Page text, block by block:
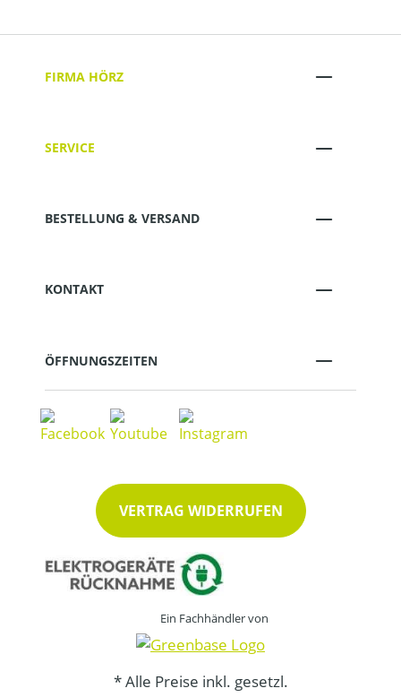
FIRMA HÖRZ
SERVICE
BESTELLUNG & VERSAND
KONTAKT
ÖFFNUNGSZEITEN
VERTRAG WIDERRUFEN
Ein Fachhändler von
* Alle Preise inkl. gesetzl.